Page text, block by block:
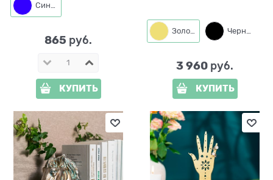
Синий
865 руб.
КУПИТЬ
Золото Черный
3 960 руб.
КУПИТЬ